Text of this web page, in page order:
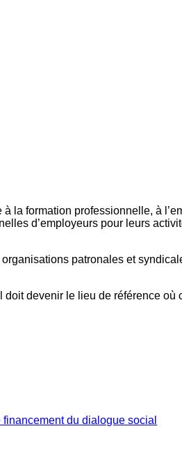
la formation professionnelle, à
d’employeurs pour leurs
patronales et
devenir le lieu de référence
du dialogue social